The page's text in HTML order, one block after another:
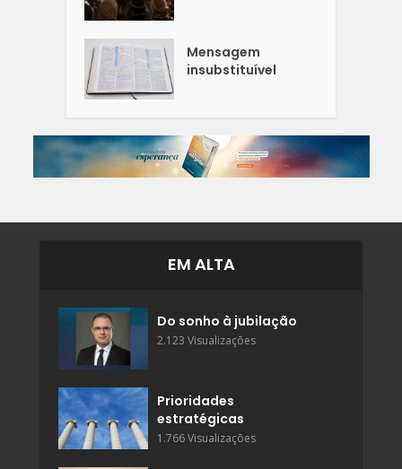
Mensagem
insubstituível
EM ALTA
Do sonho à jubilação
2.123 Visualizações
Prioridades
estratégicas
1.766 Visualizações